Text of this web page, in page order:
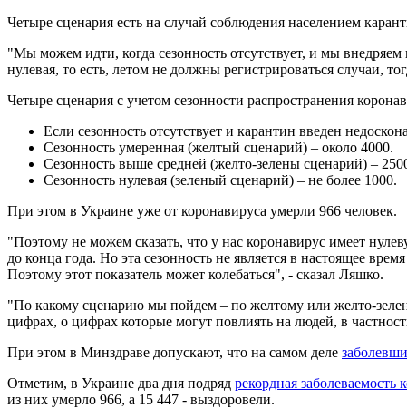
Четыре сценария есть на случай соблюдения населением
"Мы можем идти, когда сезонность отсутствует, и мы
нулевая, то есть, летом не должны регистрироваться случаи,
Четыре сценария с учетом сезонности распространения
Если сезонность отсутствует и карантин введен
Сезонность умеренная (желтый сценарий) – около 4000.
Сезонность выше средней (желто-зелены сценарий) –
Сезонность нулевая (зеленый сценарий) – не более 1000.
При этом в Украине уже от коронавируса умерли 966 человек.
"Поэтому не можем сказать, что у нас коронавирус имеет
до конца года. Но эта сезонность не является в настоящее
Поэтому этот показатель может колебаться", - сказал Ляшко.
"По какому сценарию мы пойдем – по желтому или желто-
цифрах, о цифрах которые могут повлиять на людей, в
При этом в Минздраве допускают, что на самом деле
Отметим, в Украине два дня подряд рекордная заболеваемость
из них умерло 966, а 15 447 - выздоровели.